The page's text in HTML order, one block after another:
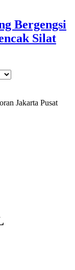
Bergengsi
Silat
Jakarta Pusat